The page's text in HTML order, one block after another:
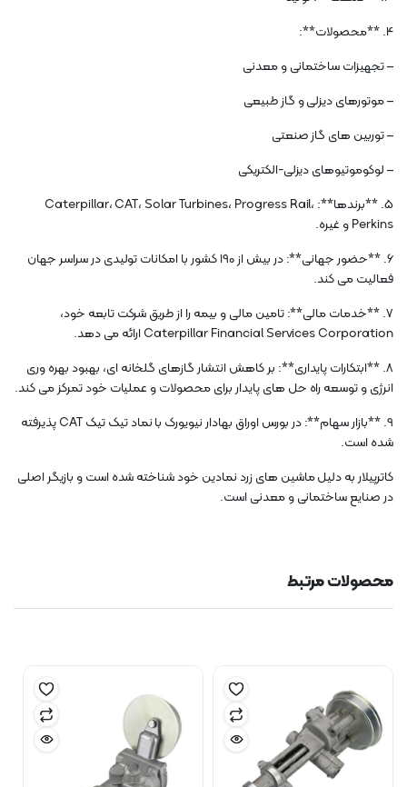
4. **محصولات**:
– تجهیزات ساختمانی و معدنی
– موتورهای دیزلی و گاز طبیعی
– توربین های گاز صنعتی
– لوکوموتیوهای دیزلی-الکتریکی
5. **برندها**: Caterpillar، CAT، Solar Turbines، Progress Rail،
Perkins و غیره.
6. **حضور جهانی**: در بیش از 190 کشور با امکانات تولیدی در سراسر جهان
فعالیت می کند.
7. **خدمات مالی**: تامین مالی و بیمه را از طریق شرکت تابعه خود،
Caterpillar Financial Services Corporation ارائه می دهد.
8. **ابتکارات پایداری**: بر کاهش انتشار گازهای گلخانه ای، بهبود بهره وری
انرژی و توسعه راه حل های پایدار برای محصولات و عملیات خود تمرکز می کند.
9. **بازار سهام**: در بورس اوراق بهادار نیویورک با نماد تیک تیک CAT پذیرفته
شده است.
کاترپیلار به دلیل ماشین های زرد نمادین خود شناخته شده است و بازیگر اصلی
در صنایع ساختمانی و معدنی است.
محصولات مرتبط